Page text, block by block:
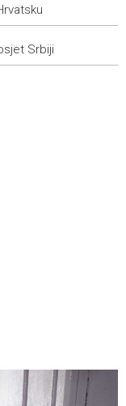
Mostar
993.831 KM
Srbiji